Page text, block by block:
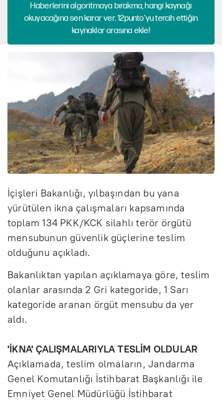
Haberlerini algoritmaya bırakma, hangi kaynağı
okuyacağına sen karar ver. 12punto'yu tercih ettiğin
kaynaklar arasına ekle!
İçişleri Bakanlığı, yılbaşından bu yana
yürütülen ikna çalışmaları kapsamında
toplam 134 PKK/KCK silahlı terör örgütü
mensubunun güvenlik güçlerine teslim
olduğunu açıkladı.
Bakanlıktan yapılan açıklamaya göre, teslim
olanlar arasında 2 Gri kategoride, 1 Sarı
kategoride aranan örgüt mensubu da yer
aldı.
'İKNA' ÇALIŞMALARIYLA TESLİM OLDULAR
Açıklamada, teslim olmaların, Jandarma
Genel Komutanlığı İstihbarat Başkanlığı ile
Emniyet Genel Müdürlüğü İstihbarat